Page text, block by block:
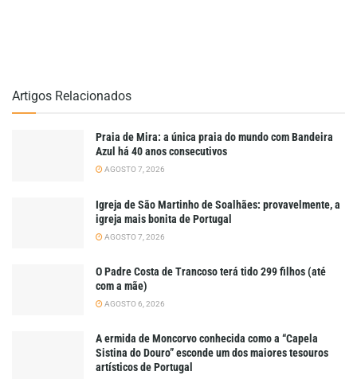
Artigos Relacionados
Praia de Mira: a única praia do mundo com Bandeira
Azul há 40 anos consecutivos
AGOSTO 7, 2026
Igreja de São Martinho de Soalhães: provavelmente, a
igreja mais bonita de Portugal
AGOSTO 7, 2026
O Padre Costa de Trancoso terá tido 299 filhos (até
com a mãe)
AGOSTO 6, 2026
A ermida de Moncorvo conhecida como a “Capela
Sistina do Douro” esconde um dos maiores tesouros
artísticos de Portugal